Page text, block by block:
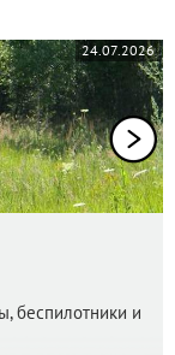
24.07.2026
беспилотники и